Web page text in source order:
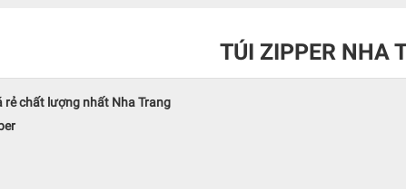
TÚI ZIPPER NHA
rẻ chất lượng nhất Nha Trang